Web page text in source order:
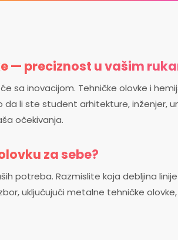
— preciznost u vašim
sa inovacijom. Tehničke olovke i
da li ste student arhitekture, inženjer,
očekivanja.
za sebe?
potreba. Razmislite koja debljina
uključujući metalne tehničke